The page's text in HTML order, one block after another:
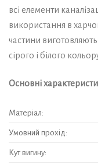
всі елементи
використання в
частини
сірого і білого
Основні
Матеріал:
Умовний прохід:
Кут вигину: